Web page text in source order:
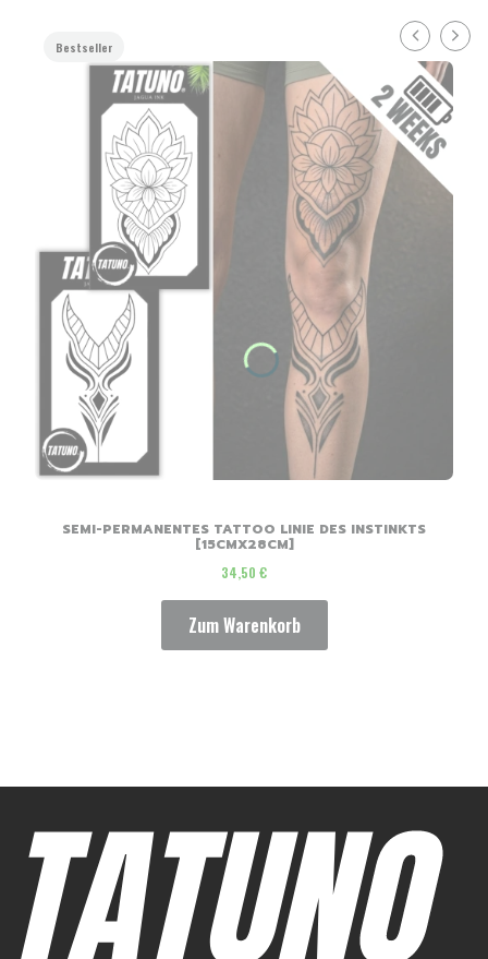
Bestseller
SEMI-PERMANENTES TATTOO LINIE DES INSTINKTS
[15CMX28CM]
Preis
34,50 €
Zum Warenkorb